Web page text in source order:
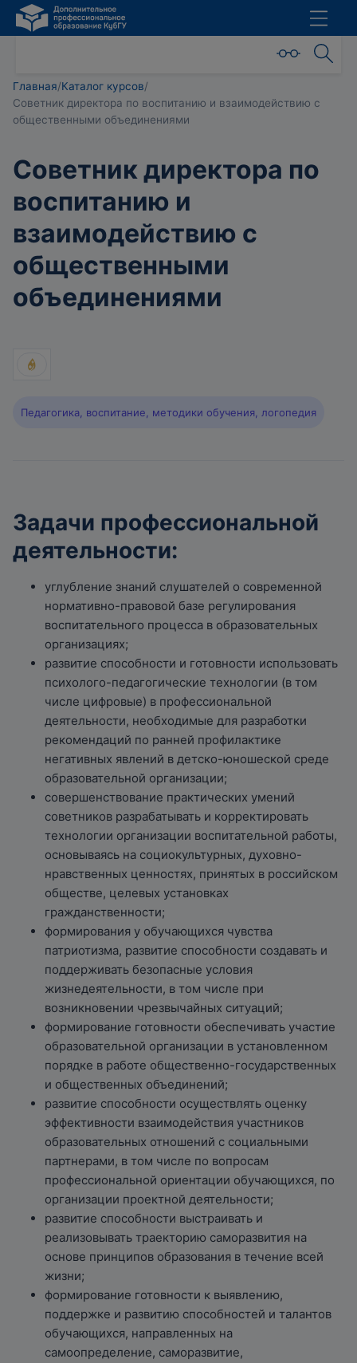
Главная/Каталог курсов/
Советник директора по воспитанию и взаимодействию с
общественными объединениями
Советник директора по
воспитанию и
взаимодействию с
общественными
объединениями
Педагогика, воспитание, методики обучения, логопедия
Задачи профессиональной
деятельности:
углубление знаний слушателей о современной
нормативно-правовой базе регулирования
воспитательного процесса в образовательных
организациях;
развитие способности и готовности использовать
психолого-педагогические технологии (в том
числе цифровые) в профессиональной
деятельности, необходимые для разработки
рекомендаций по ранней профилактике
негативных явлений в детско-юношеской среде
образовательной организации;
совершенствование практических умений
советников разрабатывать и корректировать
технологии организации воспитательной работы,
основываясь на социокультурных, духовно-
нравственных ценностях, принятых в российском
обществе, целевых установках
гражданственности;
формирования у обучающихся чувства
патриотизма, развитие способности создавать и
поддерживать безопасные условия
жизнедеятельности, в том числе при
возникновении чрезвычайных ситуаций;
формирование готовности обеспечивать участие
образовательной организации в установленном
порядке в работе общественно-государственных
и общественных объединений;
развитие способности осуществлять оценку
эффективности взаимодействия участников
образовательных отношений с социальными
партнерами, в том числе по вопросам
профессиональной ориентации обучающихся, по
организации проектной деятельности;
развитие способности выстраивать и
реализовывать траекторию саморазвития на
основе принципов образования в течение всей
жизни;
формирование готовности к выявлению,
поддержке и развитию способностей и талантов
обучающихся, направленных на
самоопределение, саморазвитие,